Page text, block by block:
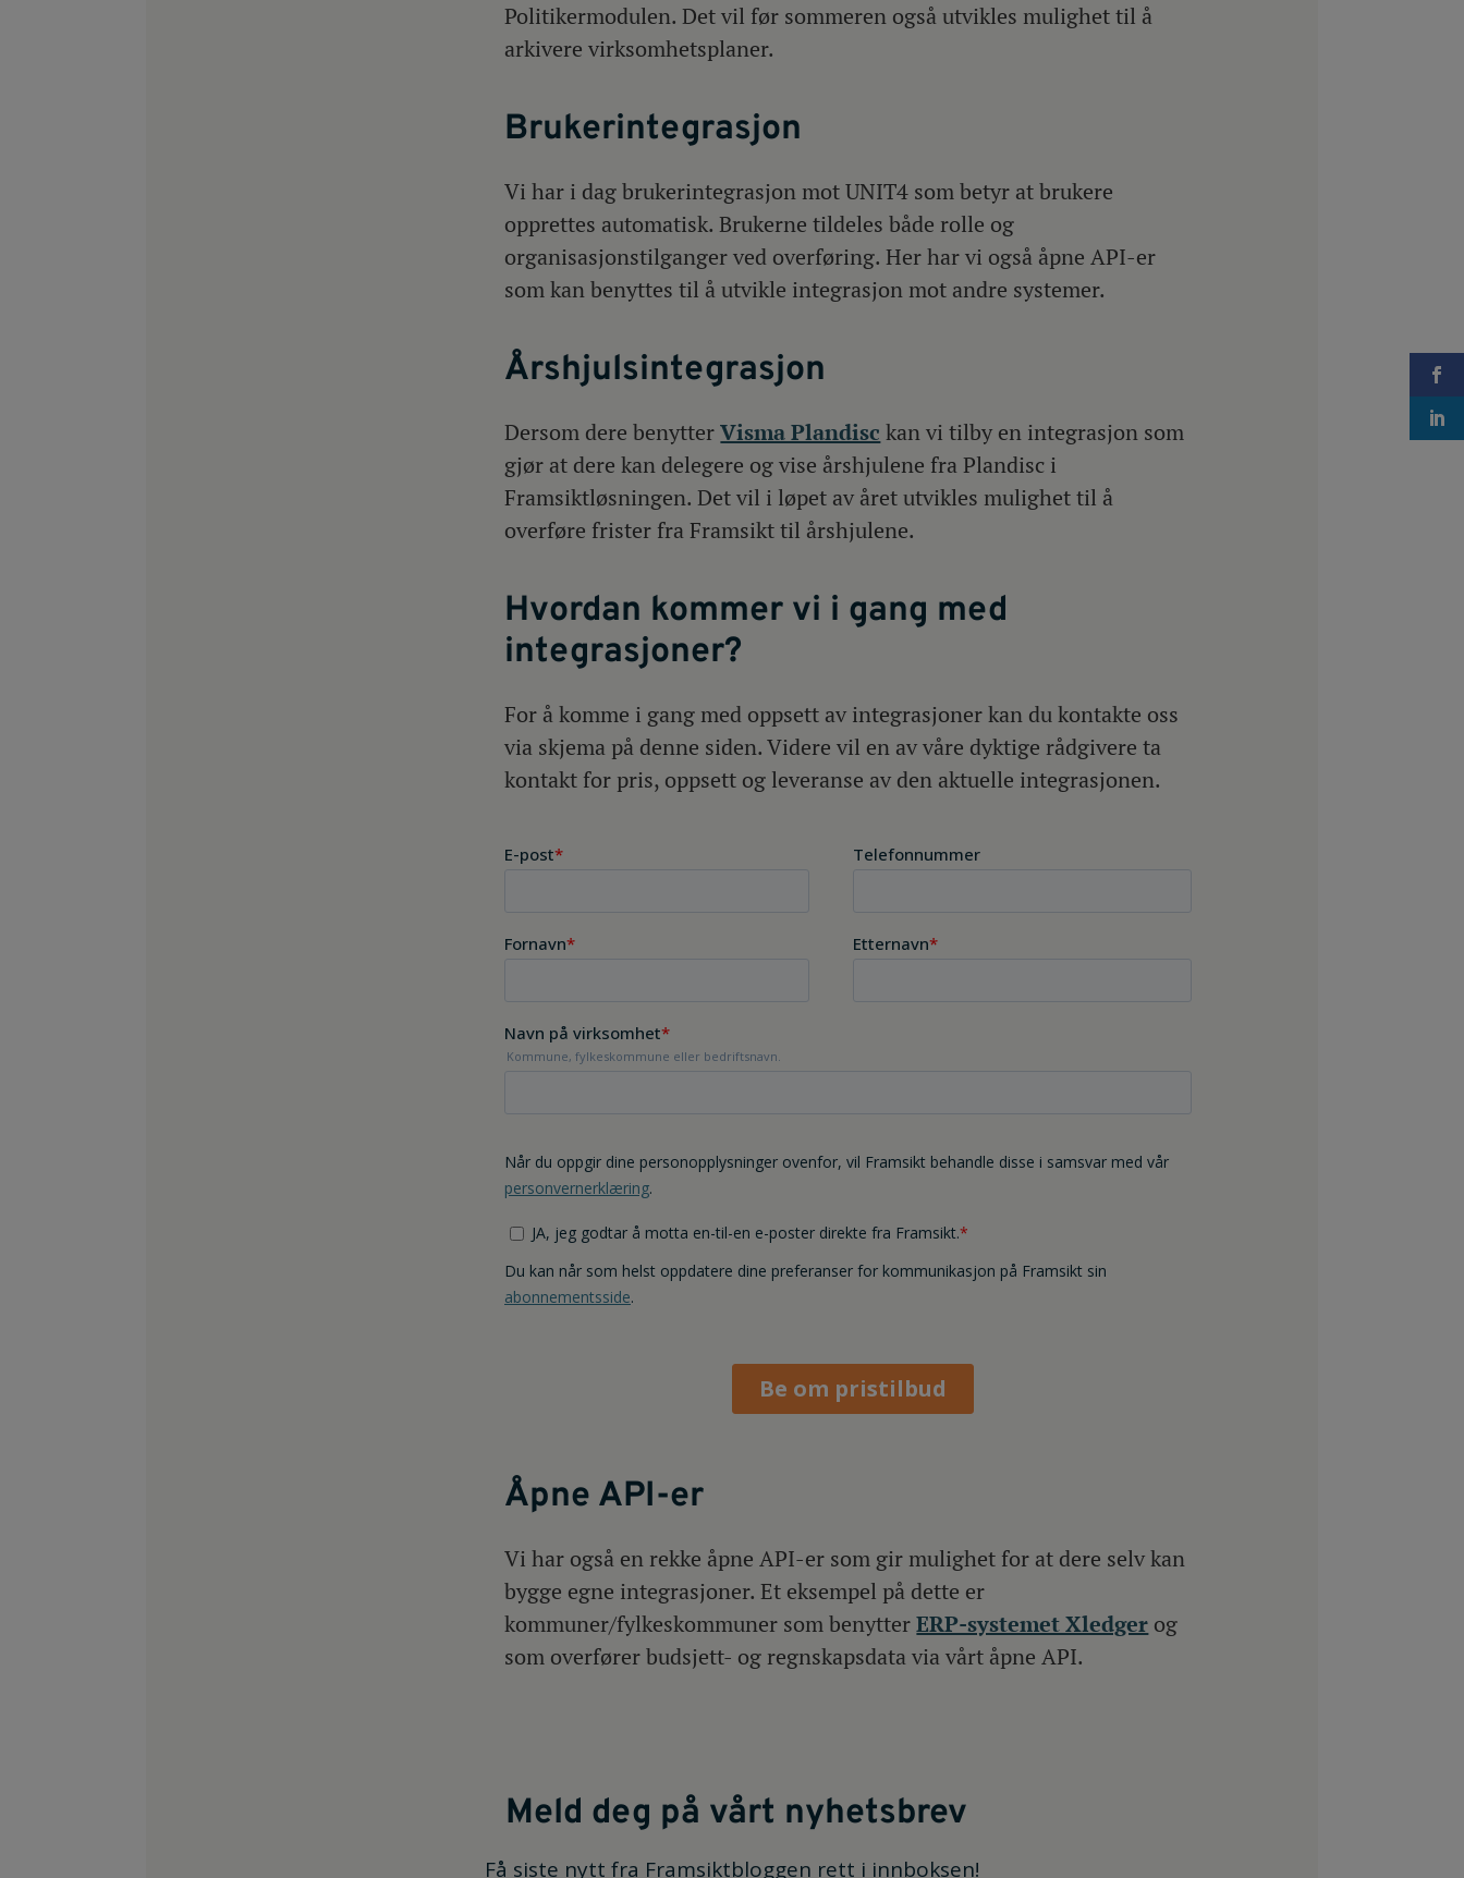
Politikermodulen. Det vil før sommeren også utvikles mulighet til å
arkivere virksomhetsplaner.
Brukerintegrasjon
Vi har i dag brukerintegrasjon mot UNIT4 som betyr at brukere
opprettes automatisk. Brukerne tildeles både rolle og
organisasjonstilganger ved overføring. Her har vi også åpne API-er
som kan benyttes til å utvikle integrasjon mot andre systemer.
Årshjulsintegrasjon
Dersom dere benytterVisma Plandisc kan vi tilby en integrasjon som
gjør at dere kan delegere og vise årshjulene fra Plandisc i
Framsiktløsningen. Det vil i løpet av året utvikles mulighet til å
overføre frister fra Framsikt til årshjulene.
Hvordan kommer vi i gang med
integrasjoner?
For å komme i gang med oppsett av integrasjoner kan du kontakte oss
via skjema på denne siden. Videre vil en av våre dyktige rådgivere ta
kontakt for pris, oppsett og leveranse av den aktuelle integrasjonen.
Åpne API-er
Vi har også en rekke åpne API-er som gir mulighet for at dere selv kan
bygge egne integrasjoner. Et eksempel på dette er
kommuner/fylkeskommuner som benytterERP-systemet Xledger og
som overfører budsjett- og regnskapsdata via vårt åpne API.
Meld deg på vårt nyhetsbrev
Få siste nytt fra Framsiktbloggen rett i innboksen!